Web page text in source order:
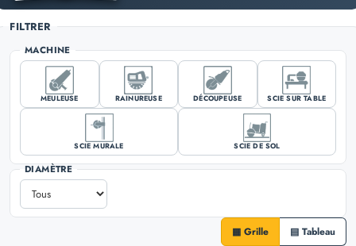
FILTRER
MACHINE
MEULEUSE RAINUREUSE DÉCOUPEUSE SCIE SUR TABLE
SCIE MURALE SCIE DE SOL
DIAMÈTRE
▦ Grille ▤ Tableau